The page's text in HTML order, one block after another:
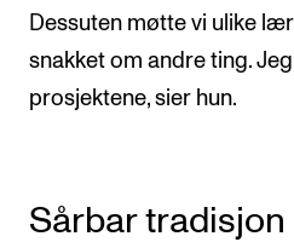
Dessuten møtte vi ulike
snakket om andre ting.
prosjektene, sier hun.
Sårbar tradisjon